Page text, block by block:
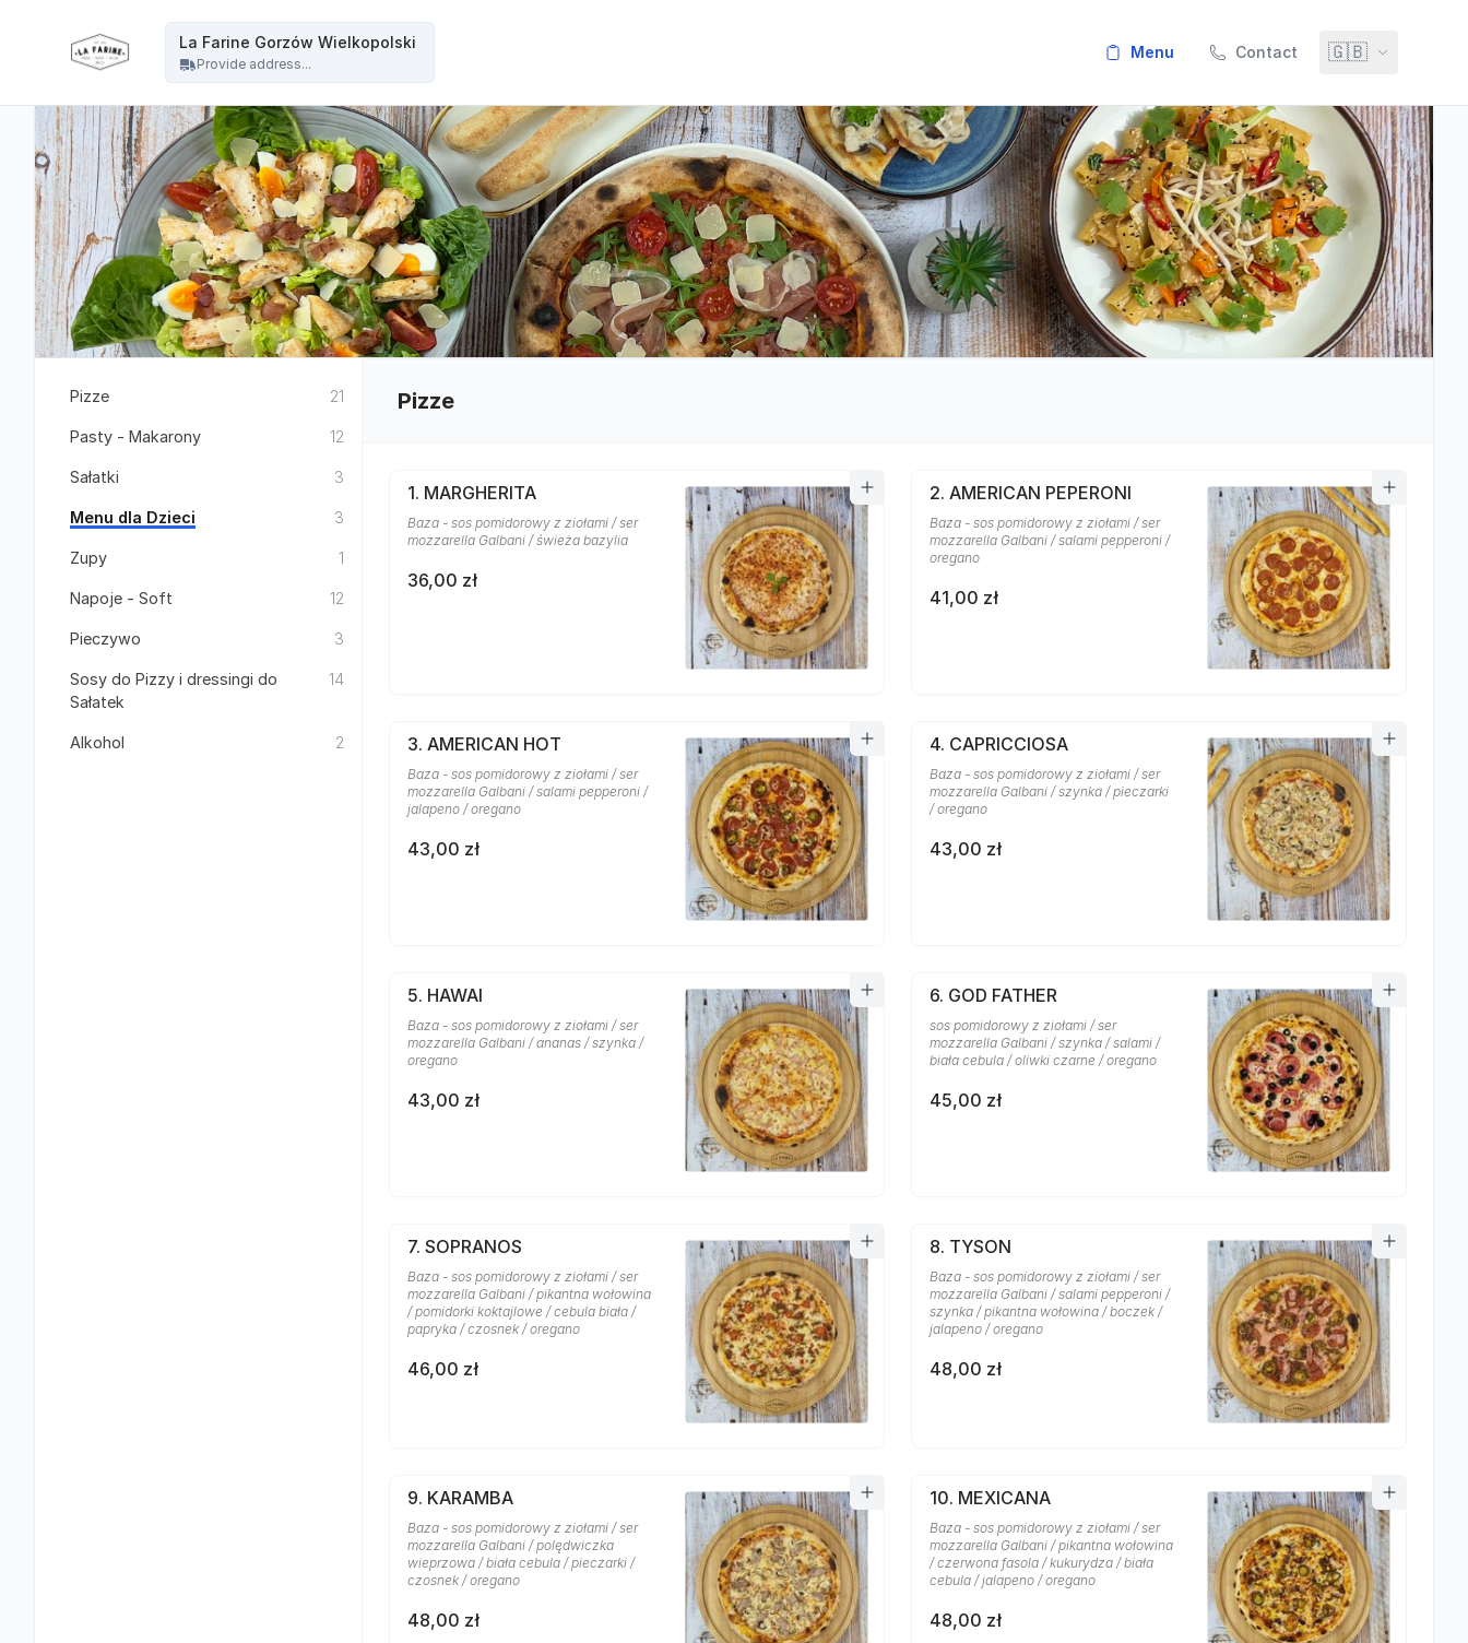
La Farine Gorzów Wielkopolski
Provide address...
menu Contact 🇬🇧
Pizze 21
Pasty - Makarony 12
Sałatki 3
Menu dla Dzieci 3
Zupy 1
Napoje - Soft 12
Pieczywo 3
Sosy do Pizzy i dressingi do
Sałatek
14
Alkohol 2
Pizze
1. MARGHERITA
Baza - sos pomidorowy z ziołami / ser
mozzarella Galbani / świeża bazylia
36,00 zł
2. AMERICAN PEPERONI
Baza - sos pomidorowy z ziołami / ser
mozzarella Galbani / salami pepperoni /
oregano
41,00 zł
3. AMERICAN HOT
Baza - sos pomidorowy z ziołami / ser
mozzarella Galbani / salami pepperoni /
jalapeno / oregano
43,00 zł
4. CAPRICCIOSA
Baza - sos pomidorowy z ziołami / ser
mozzarella Galbani / szynka / pieczarki
/ oregano
43,00 zł
5. HAWAI
Baza - sos pomidorowy z ziołami / ser
mozzarella Galbani / ananas / szynka /
oregano
43,00 zł
6. GOD FATHER
sos pomidorowy z ziołami / ser
mozzarella Galbani / szynka / salami /
biała cebula / oliwki czarne / oregano
45,00 zł
7. SOPRANOS
Baza - sos pomidorowy z ziołami / ser
mozzarella Galbani / pikantna wołowina
/ pomidorki koktajlowe / cebula biała /
papryka / czosnek / oregano
46,00 zł
8. TYSON
Baza - sos pomidorowy z ziołami / ser
mozzarella Galbani / salami pepperoni /
szynka / pikantna wołowina / boczek /
jalapeno / oregano
48,00 zł
9. KARAMBA
Baza - sos pomidorowy z ziołami / ser
mozzarella Galbani / polędwiczka
wieprzowa / biała cebula / pieczarki /
czosnek / oregano
48,00 zł
10. MEXICANA
Baza - sos pomidorowy z ziołami / ser
mozzarella Galbani / pikantna wołowina
/ czerwona fasola / kukurydza / biała
cebula / jalapeno / oregano
48,00 zł